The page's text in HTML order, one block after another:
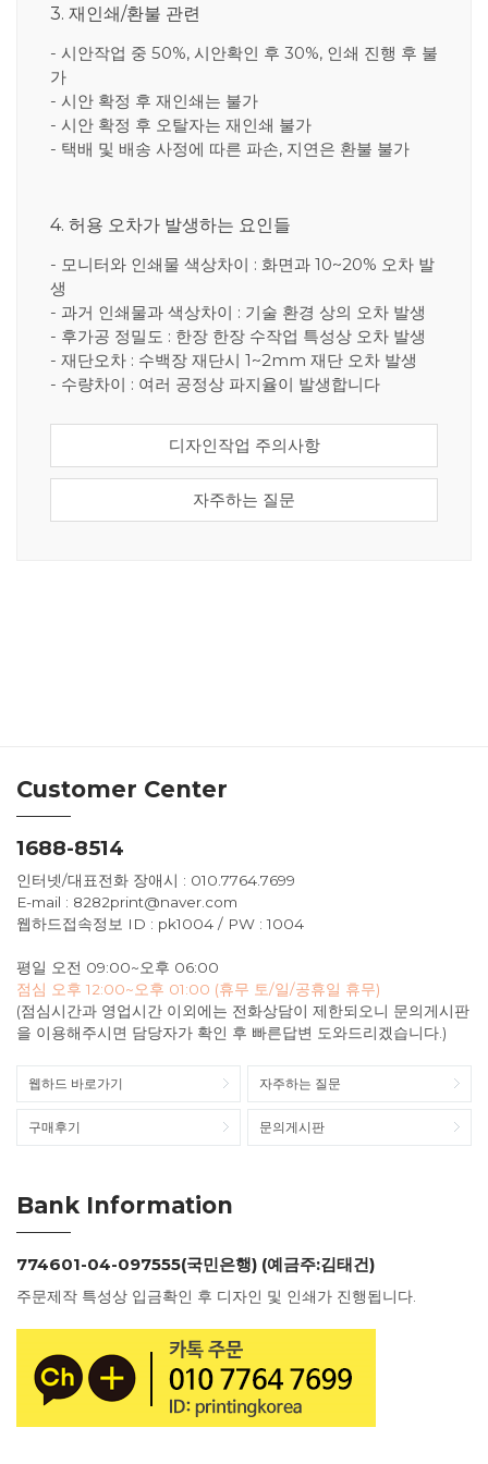
3. 재인쇄/환불 관련
- 시안작업 중 50%, 시안확인 후 30%, 인쇄 진행 후 불
가
- 시안 확정 후 재인쇄는 불가
- 시안 확정 후 오탈자는 재인쇄 불가
- 택배 및 배송 사정에 따른 파손, 지연은 환불 불가
4. 허용 오차가 발생하는 요인들
- 모니터와 인쇄물 색상차이 : 화면과 10~20% 오차 발
생
- 과거 인쇄물과 색상차이 : 기술 환경 상의 오차 발생
- 후가공 정밀도 : 한장 한장 수작업 특성상 오차 발생
- 재단오차 : 수백장 재단시 1~2mm 재단 오차 발생
- 수량차이 : 여러 공정상 파지율이 발생합니다
디자인작업 주의사항
자주하는 질문
Customer Center
1688-8514
인터넷/대표전화 장애시 : 010.7764.7699
E-mail : 8282print@naver.com
웹하드접속정보 ID : pk1004 / PW : 1004
평일 오전 09:00~오후 06:00
점심 오후 12:00~오후 01:00 (휴무 토/일/공휴일 휴무)
(점심시간과 영업시간 이외에는 전화상담이 제한되오니 문의게시판
을 이용해주시면 담당자가 확인 후 빠른답변 도와드리겠습니다.)
웹하드 바로가기 자주하는 질문
구매후기 문의게시판
Bank Information
774601-04-097555(국민은행) (예금주:김태건)
주문제작 특성상 입금확인 후 디자인 및 인쇄가 진행됩니다.